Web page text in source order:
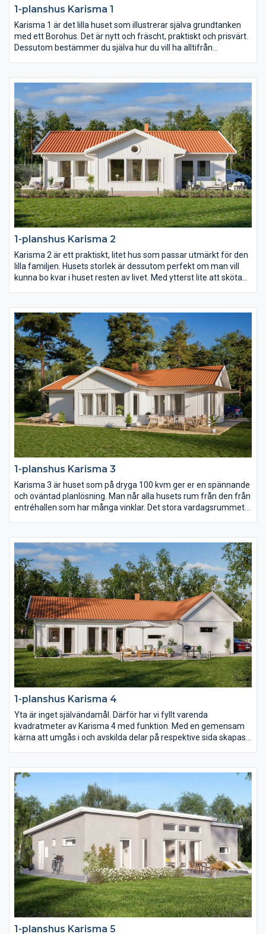
1-planshus Karisma 1
Karisma 1 är det lilla huset som illustrerar själva grundtanken
med ett Borohus. Det är nytt och fräscht, praktiskt och prisvärt.
Dessutom bestämmer du själva hur du vill ha alltifrån
och för er som vill bo lustfyllt i villa med minimalt att sköta om.
1-planshus Karisma 2
Karisma 2 är ett praktiskt, litet hus som passar utmärkt för den
lilla familjen. Husets storlek är dessutom perfekt om man vill
kunna bo kvar i huset resten av livet. Med ytterst lite att sköta
varje rum är generöst tilltagna och det finns stora möjligheter
att anpassa inredningen efter just era behov.
1-planshus Karisma 3
Karisma 3 är huset som på dryga 100 kvm ger er en spännande
och oväntad planlösning. Man når alla husets rum från den från
entréhallen som har många vinklar. Det stora vardagsrummet
samtidigt inte kompromissa för mycket med sovrum och
badrum.
1-planshus Karisma 4
Yta är inget självändamål. Därför har vi fyllt varenda
kvadratmeter av Karisma 4 med funktion. Med en gemensam
kärna att umgås i och avskilda delar på respektive sida skapas
och mer kostnadseffektiv.
1-planshus Karisma 5